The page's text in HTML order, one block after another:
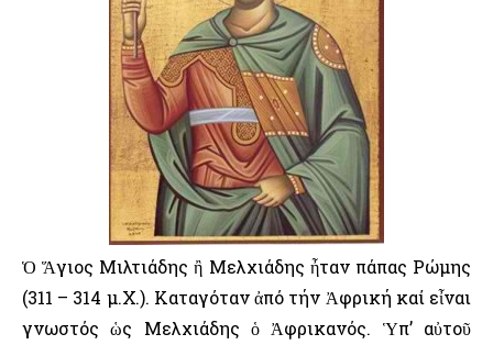
Ὁ Ἅγιος Μιλτιάδης ἢ Μελχιάδης ἦταν πάπας Ρώμης
(311 – 314 μ.Χ.). Καταγόταν ἀπό τήν Ἀφρική καί εἶναι
γνωστός ὡς Μελχιάδης ὁ Ἀφρικανός. Ὑπ’ αὐτοῦ